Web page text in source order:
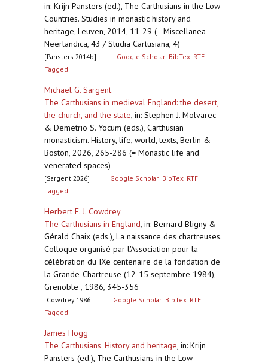
in: Krijn Pansters (ed.), The Carthusians in the Low
Countries. Studies in monastic history and
heritage, Leuven, 2014, 11-29 (= Miscellanea
Neerlandica, 43 / Studia Cartusiana, 4)
[Pansters 2014b] Google Scholar BibTex RTF
Tagged
Michael G. Sargent
The Carthusians in medieval England: the desert,
the church, and the state, in: Stephen J. Molvarec
& Demetrio S. Yocum (eds.), Carthusian
monasticism. History, life, world, texts, Berlin &
Boston, 2026, 265-286 (= Monastic life and
venerated spaces)
[Sargent 2026] Google Scholar BibTex RTF
Tagged
Herbert E. J. Cowdrey
The Carthusians in England, in: Bernard Bligny &
Gérald Chaix (eds.), La naissance des chartreuses.
Colloque organisé par l'Association pour la
célébration du IXe centenaire de la fondation de
la Grande-Chartreuse (12-15 septembre 1984),
Grenoble , 1986, 345-356
[Cowdrey 1986] Google Scholar BibTex RTF
Tagged
James Hogg
The Carthusians. History and heritage, in: Krijn
Pansters (ed.), The Carthusians in the Low